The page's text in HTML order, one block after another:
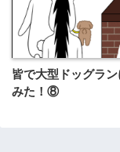
皆で大型ドッグラ
みた！⑧